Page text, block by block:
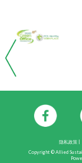
隐私政策 |
Copyright © Allied